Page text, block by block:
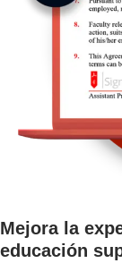
Mejora la
educación